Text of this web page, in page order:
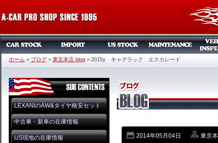
ホーム > ブログ > 東京本店 blog > 2015y キャデラック エスカレード
LEXANIのAW&タイヤ格安セット
中古車・新車の在庫情報
US現地の在庫情報 2014年05月04日 東京